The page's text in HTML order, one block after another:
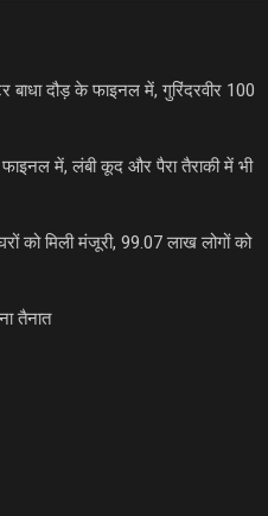
दौड़ के फाइनल में, गुरिंदरवीर 100
में, लंबी कूद और पैरा तैराकी में भी
को मिली मंजूरी, 99.07 लाख लोगों को
तैनात